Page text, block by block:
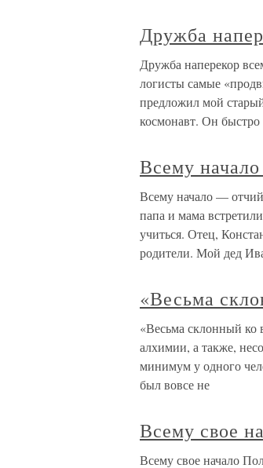
Дружба
Дружба наперекор
логисты самые
предложил мой
космонавт. Он быстро
Всему
Всему начало —
папа и мама
учиться. Отец,
родители. Мой дед
«Весьма
«Весьма склонный ко
алхимии, а также,
минимум у одного
был вовсе не
Всему свое
Всему свое начало